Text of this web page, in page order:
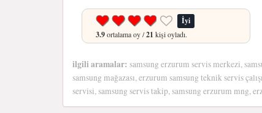
İyi
3.9ortalama oy /21 kişi oyladı.
ilgili aramalar: samsung erzurum servis merkezi,
samsung mağazası, erzurum samsung teknik servis
servisi, samsung servis takip, samsung erzurum mng,